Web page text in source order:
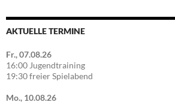
AKTUELLE TERMINE
Fr., 07.08.26
16:00 Jugendtraining
19:30 freier Spielabend
Mo., 10.08.26